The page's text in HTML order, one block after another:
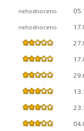
nehodnoceno
nehodnoceno